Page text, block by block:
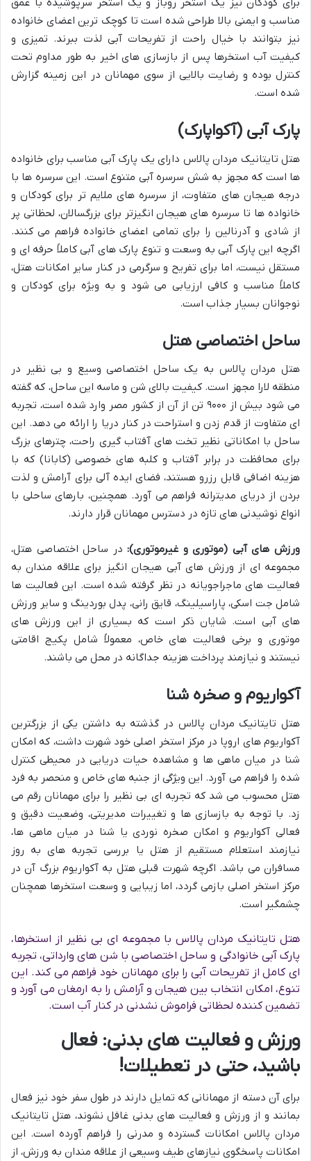
برای کودکان نیز یک استخر روباز و یک استخر سرپوشیده با عمق
مناسب و ایمنی بالا طراحی شده است تا کوچک ترین اعضای خانواده
نیز بتوانند با خیال راحت از تفریحات آبی لذت ببرند. تمیزی و
کیفیت آب استخرها پس از بازسازی های اخیر به طور مداوم تحت
کنترل بوده و رضایت بالایی از سوی مهمانان در این زمینه گزارش
شده است.
پارک آبی (آکواپارک)
هتل تایتانیک مردان پالاس دارای یک پارک آبی مناسب برای خانواده
ها است که مجهز به شش سرسره آبی متنوع است. این سرسره ها با
درجه هیجان های متفاوت، از سرسره های ملایم تر برای کودکان و
خانواده ها تا سرسره های هیجان انگیزتر برای بزرگسالان، لحظاتی پر
از شادی و آدرنالین را برای تمامی اعضای خانواده فراهم می کنند.
اگرچه این پارک آبی به وسعت و تنوع پارک های آبی کاملاً حرفه ای و
مستقل نیست، اما برای تفریح و سرگرمی در کنار سایر امکانات هتل،
کاملاً مناسب و کافی ارزیابی می شود و به ویژه برای کودکان و
نوجوانان بسیار جذاب است.
ساحل اختصاصی هتل
هتل مردان پالاس به یک ساحل اختصاصی وسیع و بی نظیر در
منطقه لارا مجهز است. کیفیت بالای شن و ماسه این ساحل، که گفته
می شود بیش از ۹۰۰۰ تن از آن از کشور مصر وارد شده است، تجربه
ای متفاوت از قدم زدن و استراحت در کنار دریا را ارائه می دهد. این
ساحل با امکاناتی نظیر تخت های آفتاب گیری راحت، چترهای بزرگ
برای محافظت در برابر آفتاب و کلبه های خصوصی (کابانا) که با
هزینه اضافی قابل رزرو هستند، فضای ایده آلی برای آرامش و لذت
بردن از دریای مدیترانه فراهم می آورد. همچنین، بارهای ساحلی با
انواع نوشیدنی های تازه در دسترس مهمانان قرار دارند.
ورزش های آبی (موتوری و غیرموتوری):در ساحل اختصاصی هتل،
مجموعه ای از ورزش های آبی هیجان انگیز برای علاقه مندان به
فعالیت های ماجراجویانه در نظر گرفته شده است. این فعالیت ها
شامل جت اسکی، پاراسیلینگ، قایق رانی، پدل بوردینگ و سایر ورزش
های آبی است. شایان ذکر است که بسیاری از این ورزش های
موتوری و برخی فعالیت های خاص، معمولاً شامل پکیج اقامتی
نیستند و نیازمند پرداخت هزینه جداگانه در محل می باشند.
آکواریوم و صخره شنا
هتل تایتانیک مردان پالاس در گذشته به داشتن یکی از بزرگترین
آکواریوم های اروپا در مرکز استخر اصلی خود شهرت داشت، که امکان
شنا در میان ماهی ها و مشاهده حیات دریایی در محیطی کنترل
شده را فراهم می آورد. این ویژگی از جنبه های خاص و منحصر به فرد
هتل محسوب می شد که تجربه ای بی نظیر را برای مهمانان رقم می
زد. با توجه به بازسازی ها و تغییرات مدیریتی، وضعیت دقیق و
فعالی آکواریوم و امکان صخره نوردی یا شنا در میان ماهی ها،
نیازمند استعلام مستقیم از هتل یا بررسی تجربه های به روز
مسافران می باشد. اگرچه شهرت قبلی هتل به آکواریوم بزرگ آن در
مرکز استخر اصلی بازمی گردد، اما زیبایی و وسعت استخرها همچنان
چشمگیر است.
هتل تایتانیک مردان پالاس با مجموعه ای بی نظیر از استخرها،
پارک آبی خانوادگی و ساحل اختصاصی با شن های وارداتی، تجربه
ای کامل از تفریحات آبی را برای مهمانان خود فراهم می کند. این
تنوع، امکان انتخاب بین هیجان و آرامش را به ارمغان می آورد و
تضمین کننده لحظاتی فراموش نشدنی در کنار آب است.
ورزش و فعالیت های بدنی: فعال
باشید، حتی در تعطیلات!
برای آن دسته از مهمانانی که تمایل دارند در طول سفر خود نیز فعال
بمانند و از ورزش و فعالیت های بدنی غافل نشوند، هتل تایتانیک
مردان پالاس امکانات گسترده و مدرنی را فراهم آورده است. این
امکانات پاسخگوی نیازهای طیف وسیعی از علاقه مندان به ورزش، از